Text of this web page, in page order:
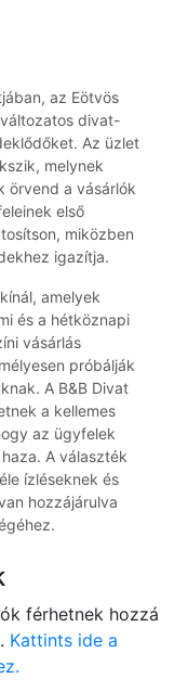
az Eötvös
divat-
Az üzlet
melynek
örvend a vásárlók
első
miközben
igazítja.
amelyek
és a hétköznapi
vásárlás
próbálják
A B&B Divat
a kellemes
az ügyfelek
A választék
ízléseknek és
hozzájárulva
férhetnek hozzá
Kattints ide a